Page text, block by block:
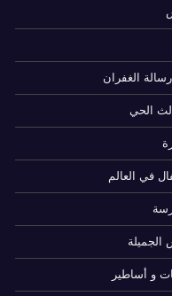
الغفران
الحي
في العالم
و أساطير